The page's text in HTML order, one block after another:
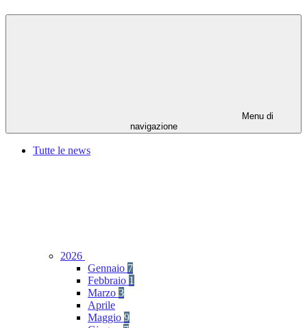
Menu di
navigazione
Tutte le news
2026
Gennaio 7
Febbraio 1
Marzo 3
Aprile
Maggio 9